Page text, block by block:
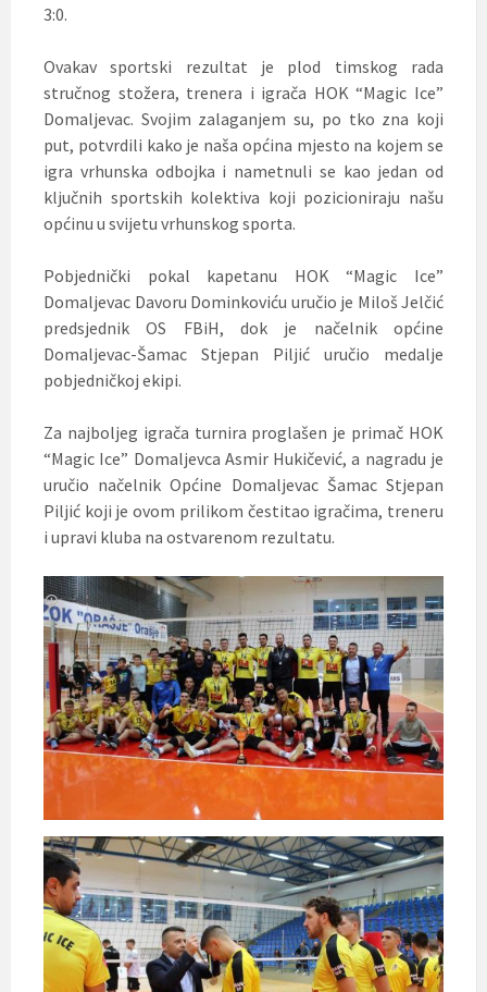
3:0.
Ovakav sportski rezultat je plod timskog rada
stručnog stožera, trenera i igrača HOK “Magic Ice”
Domaljevac. Svojim zalaganjem su, po tko zna koji
put, potvrdili kako je naša općina mjesto na kojem se
igra vrhunska odbojka i nametnuli se kao jedan od
ključnih sportskih kolektiva koji pozicioniraju našu
općinu u svijetu vrhunskog sporta.
Pobjednički pokal kapetanu HOK “Magic Ice”
Domaljevac Davoru Dominkoviću uručio je Miloš Jelčić
predsjednik OS FBiH, dok je načelnik općine
Domaljevac-Šamac Stjepan Piljić uručio medalje
pobjedničkoj ekipi.
Za najboljeg igrača turnira proglašen je primač HOK
“Magic Ice” Domaljevca Asmir Hukičević, a nagradu je
uručio načelnik Općine Domaljevac Šamac Stjepan
Piljić koji je ovom prilikom čestitao igračima, treneru
i upravi kluba na ostvarenom rezultatu.